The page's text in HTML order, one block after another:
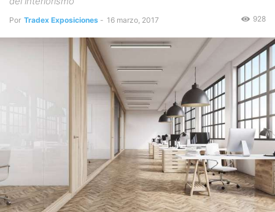
Por Tradex Exposiciones - 16 marzo, 2017 928